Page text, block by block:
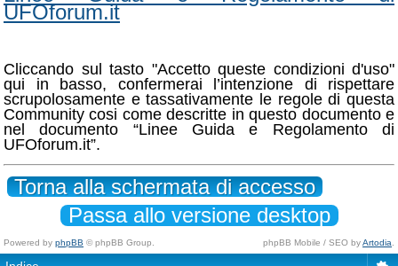
UFOforum.it
Cliccando sul tasto "Accetto queste condizioni d'uso"
qui in basso, confermerai l’intenzione di rispettare
scrupolosamente e tassativamente le regole di questa
Community cosi come descritte in questo documento e
nel documento “Linee Guida e Regolamento di
UFOforum.it”.
Torna alla schermata di accesso
Passa allo versione desktop
Powered by phpBB © phpBB Group. phpBB Mobile / SEO byArtodia